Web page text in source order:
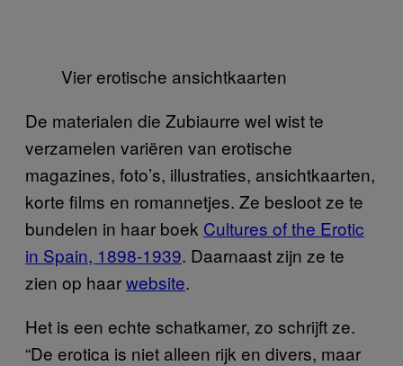
Vier erotische ansichtkaarten
De materialen die Zubiaurre wel wist te
verzamelen variëren van erotische
magazines, foto’s, illustraties, ansichtkaarten,
korte films en romannetjes. Ze besloot ze te
bundelen in haar boek Cultures of the Erotic
in Spain, 1898-1939. Daarnaast zijn ze te
zien op haarwebsite.
Het is een echte schatkamer, zo schrijft ze.
“De erotica is niet alleen rijk en divers, maar